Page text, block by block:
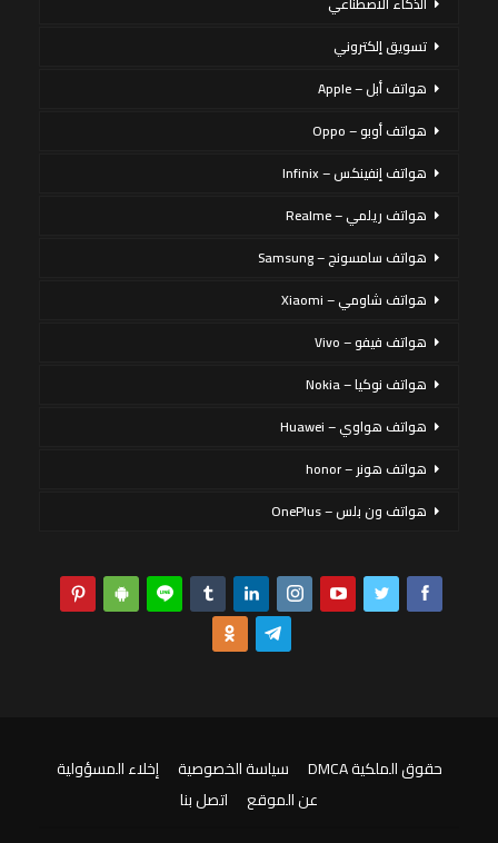
تسويق إلكتروني
هواتف أبل – Apple
هواتف أوبو – Oppo
هواتف إنفينكس – Infinix
هواتف ريلمي – Realme
هواتف سامسونج – Samsung
هواتف شاومي – Xiaomi
هواتف فيفو – Vivo
هواتف نوكيا – Nokia
هواتف هواوي – Huawei
هواتف هونر – honor
هواتف ون بلس – OnePlus
حقوق الملكية DMCA سياسة الخصوصية
إخلاء المسؤولية
عن الموقع
اتصل بنا